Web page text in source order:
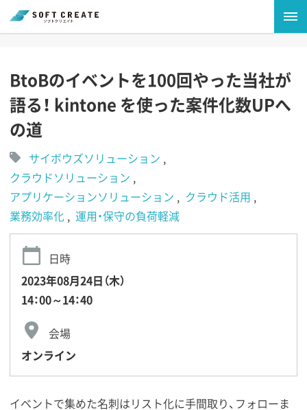
BtoBのイベントを100回やった当社が
語る！ kintone を使った案件化数UPへ
の道
サイボウズソリューション
クラウドソリューション
アプリケーションソリューション
クラウド活用
業務効率化
運用・保守の負荷軽減
日時
2023年08月24日（木）
14：00～14：40
会場
オンライン
イベントで集めた名刺はリスト化に手間取り、フォローま